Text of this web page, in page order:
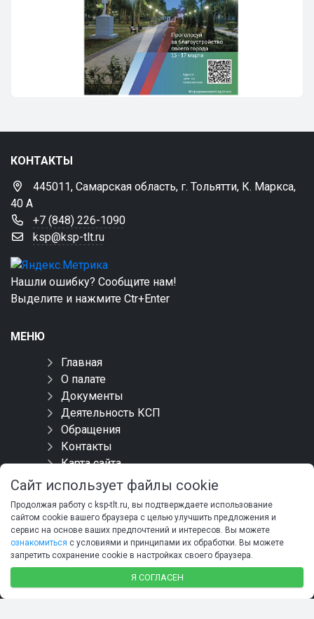
КОНТАКТЫ
445011, Самарская область, г. Тольятти, К. Маркса,
40 А
+7 (848) 226-1090
ksp@ksp-tlt.ru
Нашли ошибку? Сообщите нам!
Выделите и нажмите Ctr+Enter
МЕНЮ
Главная
О палате
Документы
Деятельность КСП
Обращения
Контакты
Карта сайта
СОЦИАЛЬНЫЕ СЕТИ
Сайт использует файлы cookie
Продолжая работу с ksp-tlt.ru, вы подтверждаете использование
сайтом cookie вашего браузера с целью улучшить предложения и
сервис на основе ваших предпочтений и интересов. Вы можете
ознакомиться с условиями и принципами их обработки. Вы можете
запретить сохранение cookie в настройках своего браузера.
Я СОГЛАСЕН